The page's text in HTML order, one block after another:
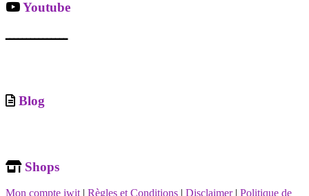
Youtube
ـــــــــــــــ
Blog
Shops
Mon compte iwit | Règles et Conditions | Disclaimer | Politique de